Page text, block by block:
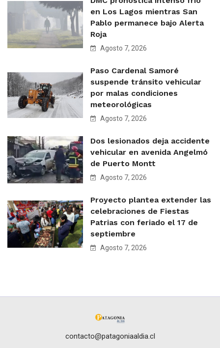
en Los Lagos mientras San
Pablo permanece bajo Alerta
Roja
Agosto 7, 2026
Paso Cardenal Samoré
suspende tránsito vehicular
por malas condiciones
meteorológicas
Agosto 7, 2026
Dos lesionados deja accidente
vehicular en avenida Angelmó
de Puerto Montt
Agosto 7, 2026
Proyecto plantea extender las
celebraciones de Fiestas
Patrias con feriado el 17 de
septiembre
Agosto 7, 2026
contacto@patagoniaaldia.cl